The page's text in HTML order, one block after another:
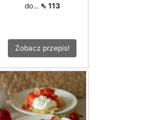
do... ⇖ 113
Zobacz przepis!